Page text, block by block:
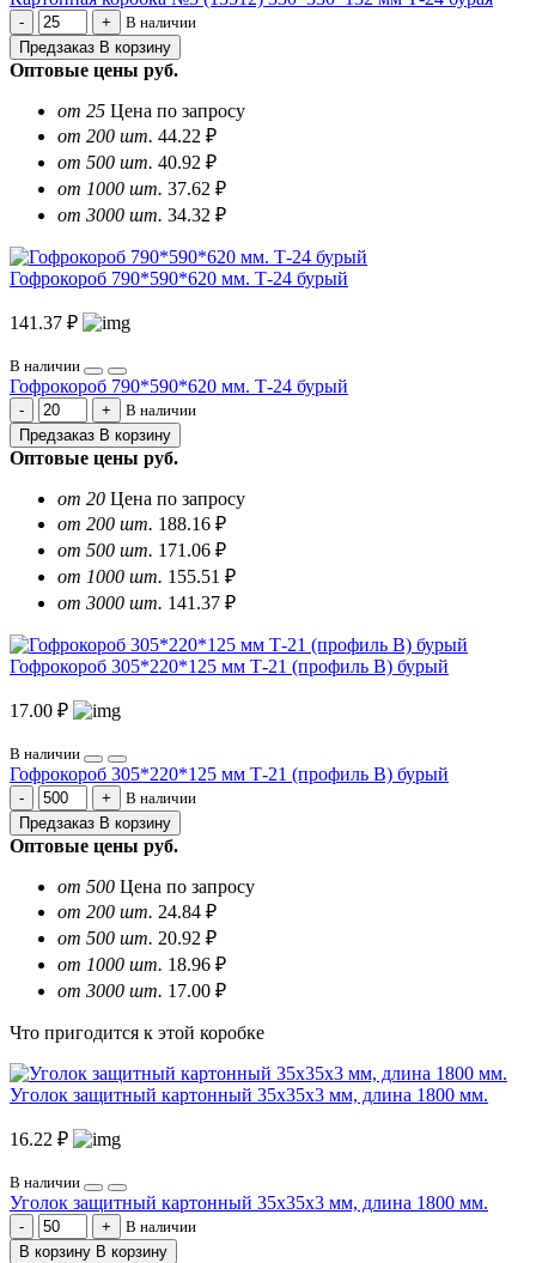
В наличии
Предзаказ В корзину
Оптовые цены руб.
от 25 Цена по запросу
от 200 шт. 44.22 ₽
от 500 шт. 40.92 ₽
от 1000 шт. 37.62 ₽
от 3000 шт. 34.32 ₽
Гофрокороб 790*590*620 мм. Т-24 бурый
141.37 ₽
В наличии
Гофрокороб 790*590*620 мм. Т-24 бурый
В наличии
Предзаказ В корзину
Оптовые цены руб.
от 20 Цена по запросу
от 200 шт. 188.16 ₽
от 500 шт. 171.06 ₽
от 1000 шт. 155.51 ₽
от 3000 шт. 141.37 ₽
Гофрокороб 305*220*125 мм Т-21 (профиль B) бурый
17.00 ₽
В наличии
Гофрокороб 305*220*125 мм Т-21 (профиль B) бурый
В наличии
Предзаказ В корзину
Оптовые цены руб.
от 500 Цена по запросу
от 200 шт. 24.84 ₽
от 500 шт. 20.92 ₽
от 1000 шт. 18.96 ₽
от 3000 шт. 17.00 ₽
Что пригодится к этой коробке
Уголок защитный картонный 35х35х3 мм, длина 1800 мм.
16.22 ₽
В наличии
Уголок защитный картонный 35х35х3 мм, длина 1800 мм.
В наличии
В корзину В корзину